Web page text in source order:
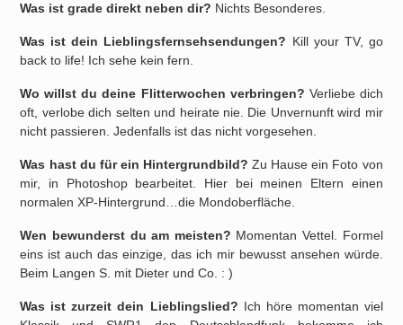
Was ist grade direkt neben dir? Nichts Besonderes.
Was ist dein Lieblingsfernsehsendungen? Kill your TV, go
back to life! Ich sehe kein fern.
Wo willst du deine Flitterwochen verbringen? Verliebe dich
oft, verlobe dich selten und heirate nie. Die Unvernunft wird mir
nicht passieren. Jedenfalls ist das nicht vorgesehen.
Was hast du für ein Hintergrundbild? Zu Hause ein Foto von
mir, in Photoshop bearbeitet. Hier bei meinen Eltern einen
normalen XP-Hintergrund…die Mondoberfläche.
Wen bewunderst du am meisten? Momentan Vettel. Formel
eins ist auch das einzige, das ich mir bewusst ansehen würde.
Beim Langen S. mit Dieter und Co. : )
Was ist zurzeit dein Lieblingslied? Ich höre momentan viel